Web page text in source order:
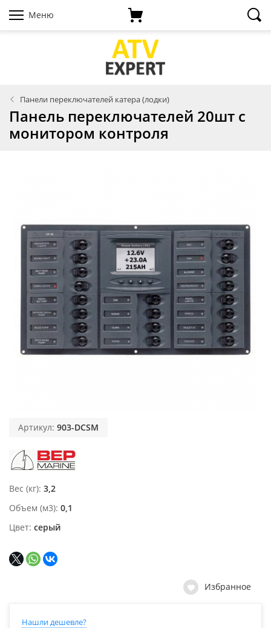
Меню
Панели переключателей катера (лодки)
Панель переключателей 20шт с
монитором контроля
Артикул: 903-DCSM
Вес (кг) 3,2
Объем (м3) 0,1
Цвет серый
Избранное
Нашли дешевле?